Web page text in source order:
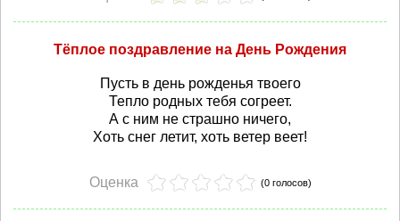
Тёплое поздравление на День Рождения
Пусть в день рожденья твоего
Тепло родных тебя согреет.
А с ним не страшно ничего,
Хоть снег летит, хоть ветер веет!
Оценка (0 голосов)